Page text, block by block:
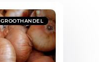
GROOTHANDEL